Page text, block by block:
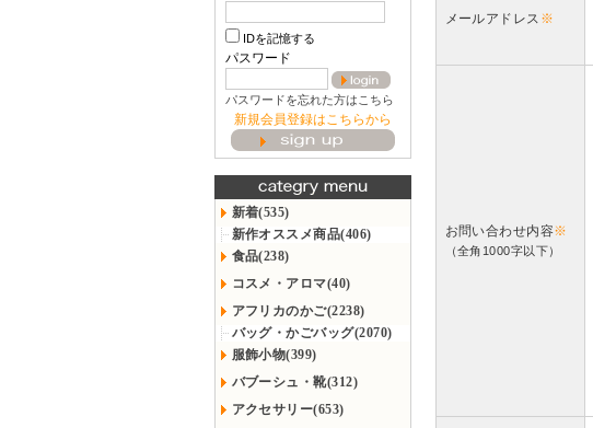
IDを記憶する
パスワード
パスワードを忘れた方はこちら
新規会員登録はこちらから
新着(535)
新作オススメ商品(406)
食品(238)
コスメ・アロマ(40)
アフリカのかご(2238)
バッグ・かごバッグ(2070)
服飾小物(399)
バブーシュ・靴(312)
アクセサリー(653)
メールアドレス ※
お問い合わせ内容※
（全角1000字以下）